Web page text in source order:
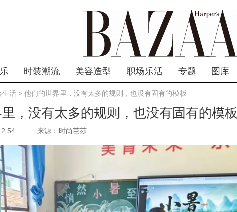
时装潮流 美容造型 职场乐活 专题 图库
生活 > 他们的世界里，没有太多的规则，也没有固有的模板
，没有太多的规则，也没有固有的模板
来源：时尚芭莎